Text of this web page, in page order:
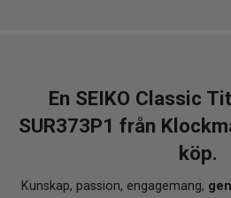
En SEIKO Classic
SUR373P1 från
köp.
Kunskap, passion, engagemang,